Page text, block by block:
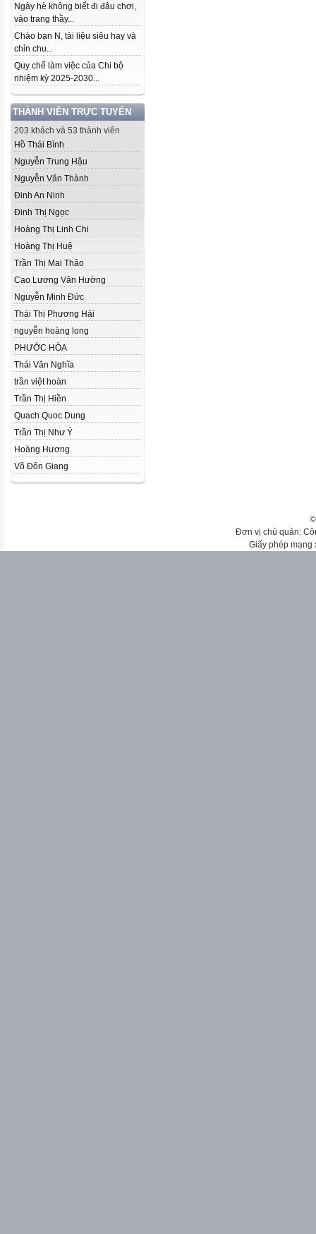
Ngày hè không biết đi đâu chơi,
vào trang thầy...
Chào bạn N, tài liệu siêu hay và
chỉn chu...
Quy chế làm việc của Chi bộ
nhiệm kỳ 2025-2030...
THÀNH VIÊN TRỰC TUYẾN
203 khách và 53 thành viên
Hồ Thái Bình
Nguyễn Trung Hậu
Nguyễn Văn Thành
Đinh An Ninh
Đinh Thị Ngọc
Hoàng Thị Linh Chi
Hoàng Thị Huệ
Trần Thị Mai Thảo
Cao Lương Vân Hường
Nguyễn Minh Đức
Thái Thị Phương Hải
nguyễn hoàng long
PHƯỚC HÒA
Thái Văn Nghĩa
trần việt hoàn
Trần Thị Hiền
Quach Quoc Dung
Trần Thị Như Ý
Hoàng Hương
Võ Đôn Giang
Đơn vị chủ quản:
Giấy phép mạng